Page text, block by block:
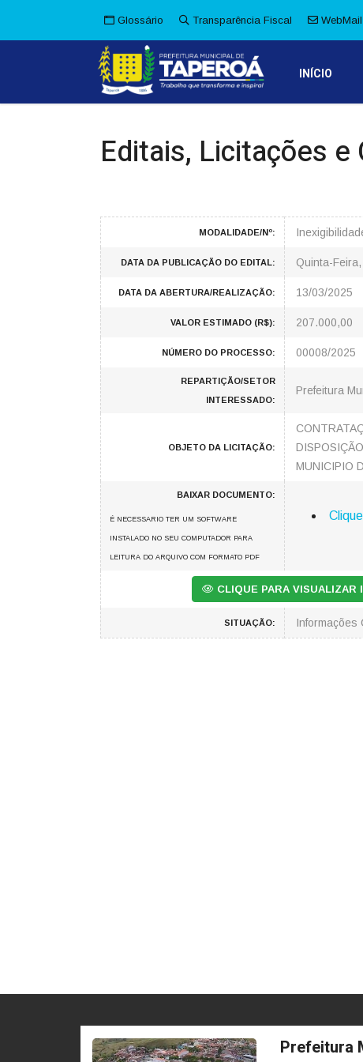
Glossário Transparência Fiscal WebMail
INÍCIO
Editais, Licitações e
MODALIDADE/Nº:
DATA DA PUBLICAÇÃO DO EDITAL: Quinta-
DATA DA ABERTURA/REALIZAÇÃO: 13/03/2025
VALOR ESTIMADO (R$): 207.000,00
NÚMERO DO PROCESSO: 00008/2025
REPARTIÇÃO/SETOR
INTERESSADO:
Prefeitura
OBJETO DA LICITAÇÃO:
MUNICIPIO
BAIXAR DOCUMENTO:
É NECESSARIO TER UM SOFTWARE
INSTALADO NO SEU COMPUTADOR PARA
LEITURA DO ARQUIVO COM FORMATO PDF
CLIQUE PARA VISUALIZAR
SITUAÇÃO: Informações
Prefeitura